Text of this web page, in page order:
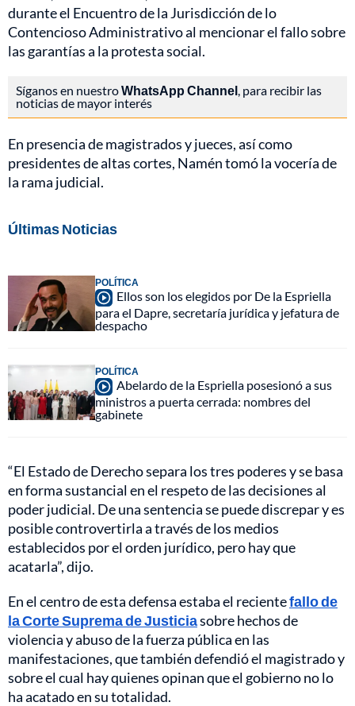
durante el Encuentro de la Jurisdicción de lo
Contencioso Administrativo al mencionar el fallo sobre
las garantías a la protesta social.
Síganos en nuestroWhatsApp Channel , para recibir las
noticias de mayor interés
En presencia de magistrados y jueces, así como
presidentes de altas cortes, Namén tomó la vocería de
la rama judicial.
Últimas Noticias
POLÍTICA
Ellos son los elegidos por De la Espriella
para el Dapre, secretaría jurídica y jefatura de
despacho
POLÍTICA
Abelardo de la Espriella posesionó a sus
ministros a puerta cerrada: nombres del
gabinete
“El Estado de Derecho separa los tres poderes y se basa
en forma sustancial en el respeto de las decisiones al
poder judicial. De una sentencia se puede discrepar y es
posible controvertirla a través de los medios
establecidos por el orden jurídico, pero hay que
acatarla”, dijo.
En el centro de esta defensa estaba el recientefallo de
la Corte Suprema de Justiciasobre hechos de
violencia y abuso de la fuerza pública en las
manifestaciones, que también defendió el magistrado y
sobre el cual hay quienes opinan que el gobierno no lo
ha acatado en su totalidad.